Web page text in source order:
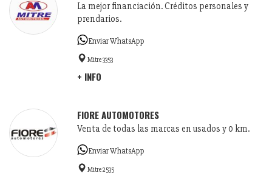
La mejor financiación. Créditos personales y
prendarios.
Enviar WhatsApp
Mitre 3353
+ INFO
FIORE AUTOMOTORES
Venta de todas las marcas en usados y 0 km.
Enviar WhatsApp
Mitre 2535